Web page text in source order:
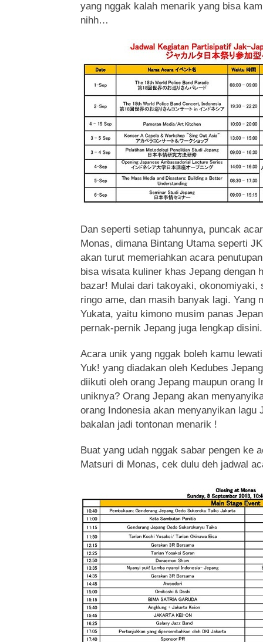
yang nggak kalah menarik yang bisa
nihh…
Dan seperti setiap tahunnya, puncak
Monas, dimana Bintang Utama seperti
akan turut memeriahkan acara
bisa wisata kuliner khas Jepang dengan
bazar! Mulai dari takoyaki, okonomiyaki,
ringo ame, dan masih banyak lagi. Yang
Yukata, yaitu kimono musim panas
pernak-pernik Jepang juga lengkap disini.
Acara unik yang nggak boleh kamu
Yuk! yang diadakan oleh Kedubes
diikuti oleh orang Jepang maupun orang
uniknya? Orang Jepang akan
orang Indonesia akan menyanyikan lagu
bakalan jadi tontonan menarik !
Buat yang udah nggak sabar pengen ke
Matsuri di Monas, cek dulu deh jadwal